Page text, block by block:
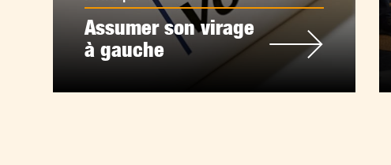
Assumer son virage
à gauche